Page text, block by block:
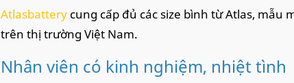
Atlasbatterycung cấp đủ các size bình từ Atlas, mẫu
trên thị trường Việt Nam.
Nhân viên có kinh nghiệm, nhiệt tình